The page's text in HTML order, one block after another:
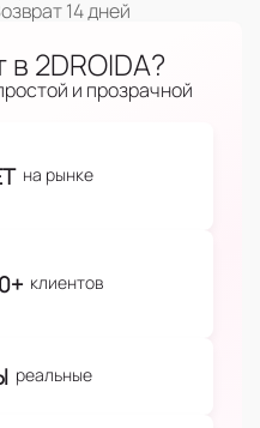
14 дней
2DROIDA?
и прозрачной
на рынке
клиентов
реальные